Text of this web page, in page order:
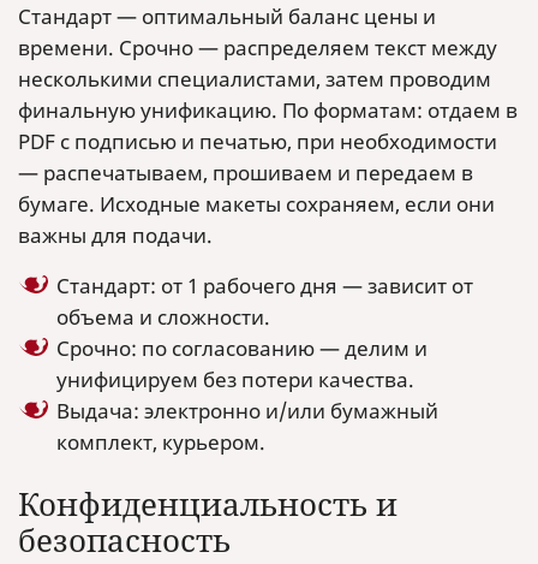
Стандарт — оптимальный баланс цены и
времени. Срочно — распределяем текст между
несколькими специалистами, затем проводим
финальную унификацию. По форматам: отдаем в
PDF с подписью и печатью, при необходимости
— распечатываем, прошиваем и передаем в
бумаге. Исходные макеты сохраняем, если они
важны для подачи.
Стандарт: от 1 рабочего дня — зависит от
объема и сложности.
Срочно: по согласованию — делим и
унифицируем без потери качества.
Выдача: электронно и/или бумажный
комплект, курьером.
Конфиденциальность и
безопасность